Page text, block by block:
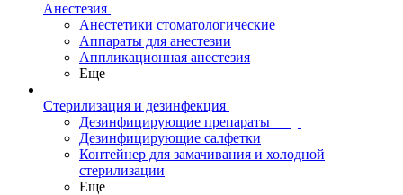
Анестезия
Анестетики стоматологические
Аппараты для анестезии
Аппликационная анестезия
Еще
Стерилизация и дезинфекция
Дезинфицирующие препараты
Дезинфицирующие салфетки
Контейнер для замачивания и холодной
стерилизации
Еще